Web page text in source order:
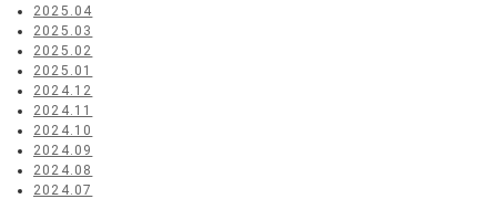
2025.04
2025.03
2025.02
2025.01
2024.12
2024.11
2024.10
2024.09
2024.08
2024.07